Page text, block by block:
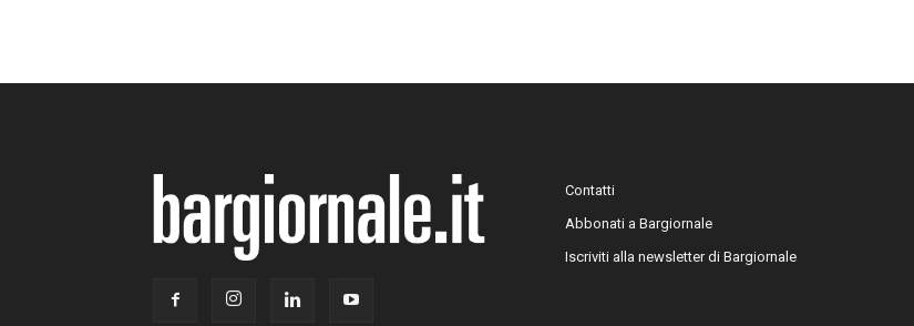
Contatti
Abbonati a Bargiornale
Iscriviti alla newsletter di Bargiornale